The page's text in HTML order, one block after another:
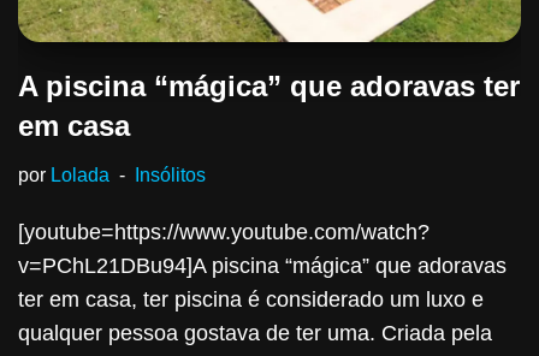
A piscina “mágica” que adoravas ter
em casa
por Lolada Insólitos
[youtube=https://www.youtube.com/watch?
v=PChL21DBu94]A piscina “mágica” que adoravas
ter em casa, ter piscina é considerado um luxo e
qualquer pessoa gostava de ter uma. Criada pela